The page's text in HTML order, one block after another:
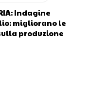
Indagine
migliorano le
produzione